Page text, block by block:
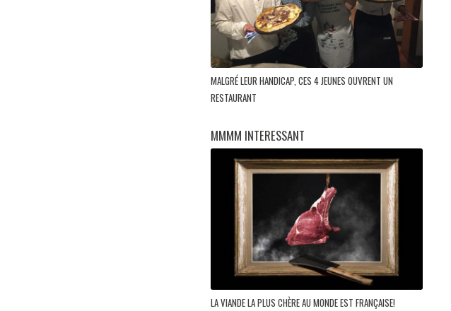
MALGRÉ LEUR HANDICAP, CES 4 JEUNES OUVRENT UN
RESTAURANT
MMMM INTERESSANT
LA VIANDE LA PLUS CHÈRE AU MONDE EST FRANÇAISE!